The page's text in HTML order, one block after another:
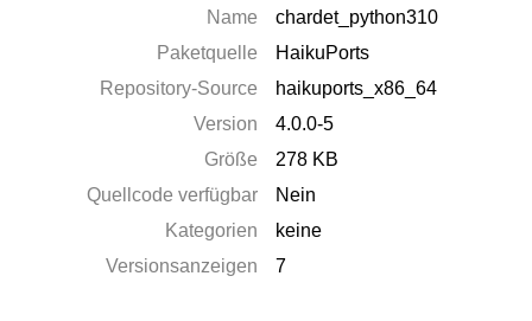
Name
chardet_python310
Paketquelle
HaikuPorts
Repository-Source
haikuports_x86_64
Version
4.0.0-5
Größe
278 KB
Quellcode verfügbar
Nein
Kategorien
keine
Versionsanzeigen
7